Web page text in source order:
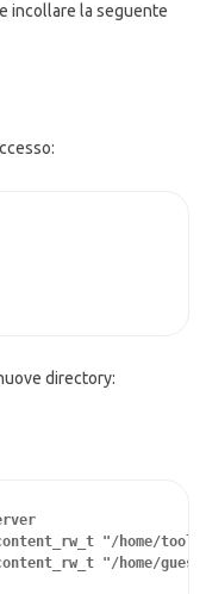
incollare la seguente
directory:
"/home/
"/home/